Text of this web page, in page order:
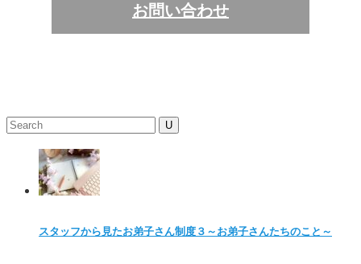
お問い合わせ
Search
スタッフから見たお弟子さん制度３～お弟子さんたちのこと～